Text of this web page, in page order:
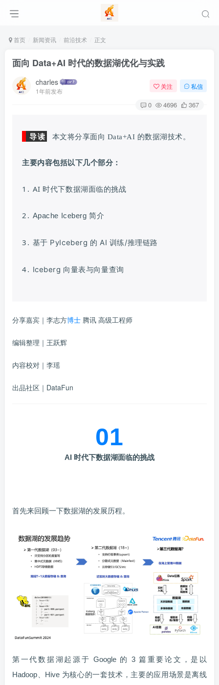
首页 新闻资讯 前沿技术 正文
面向 Data+AI 时代的数据湖优化与实践
charles
1年前发布
关注 私信
0 4696 367
导读 本文将分享面向 Data+AI 的数据湖技术。
主要内容包括以下几个部分：
1. AI 时代下数据湖面临的挑战
2. Apache Iceberg 简介
3. 基于 PyIceberg 的 AI 训练/推理链路
4. Iceberg 向量表与向量查询
分享嘉宾｜ 李志方博士 腾讯 高级工程师
编辑整理｜王跃辉
内容校对｜李瑶
出品社区｜ DataFun
01
AI 时代下数据湖面临的挑战
首先来回顾一下数据湖的发展历程。
第一代数据湖起源于 Google 的 3 篇重要论文，是以
Hadoop、Hive 为核心的一套技术，主要的应用场景是离线